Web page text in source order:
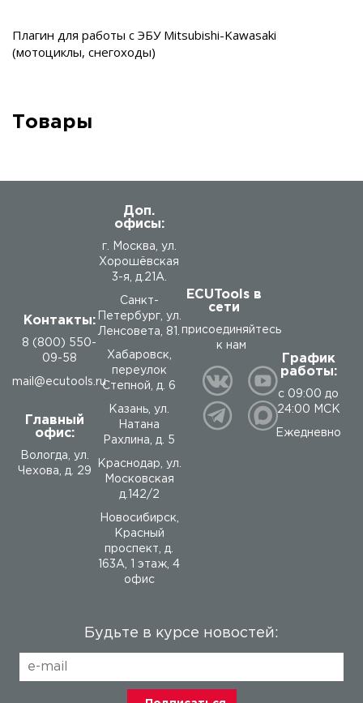
Плагин для работы с ЭБУ Mitsubishi-Kawasaki
(мотоциклы, снегоходы)
Товары
Контакты:
8 (800) 550-
09-58
mail@ecutools.ru
Главный
офис:
Вологда, ул.
Чехова, д. 29
Доп.
офисы:
г. Москва, ул.
Хорошёвская
3-я, д.21А.
Санкт-
Петербург, ул.
Ленсовета, 81.
Хабаровск,
переулок
Степной, д. 6
Казань, ул.
Натана
Рахлина, д. 5
Краснодар, ул.
Московская
д.142/2
Новосибирск,
Красный
проспект, д.
163А, 1 этаж, 4
офис
ECUTools в
сети
присоединяйтесь
к нам
График
работы:
с 09:00 до
24:00 МСК
Ежедневно
Будьте в курсе новостей: